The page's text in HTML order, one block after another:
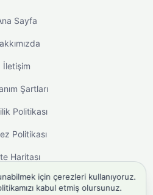
Sayfa
İletişim
Şartları
Politikası
Politikası
Haritası
için çerezleri kullanıyoruz.
kabul etmiş olursunuz.